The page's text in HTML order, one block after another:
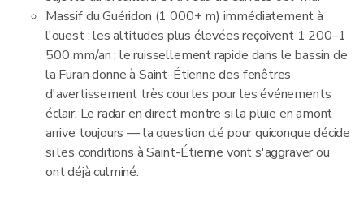
Massif du Guéridon (1 000+ m) immédiatement à
l'ouest : les altitudes plus élevées reçoivent 1 200–1
500 mm/an ; le ruissellement rapide dans le bassin de
la Furan donne à Saint-Étienne des fenêtres
d'avertissement très courtes pour les événements
éclair. Le radar en direct montre si la pluie en amont
arrive toujours — la question clé pour quiconque décide
si les conditions à Saint-Étienne vont s'aggraver ou
ont déjà culminé.